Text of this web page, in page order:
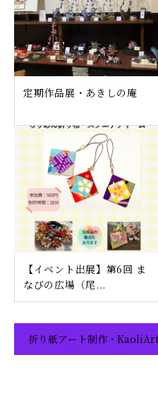
定期作品展・あきしの庵
【イベント出展】第6回 ま
なびの広場（尾...
折り紙アート制作・KaoliArt